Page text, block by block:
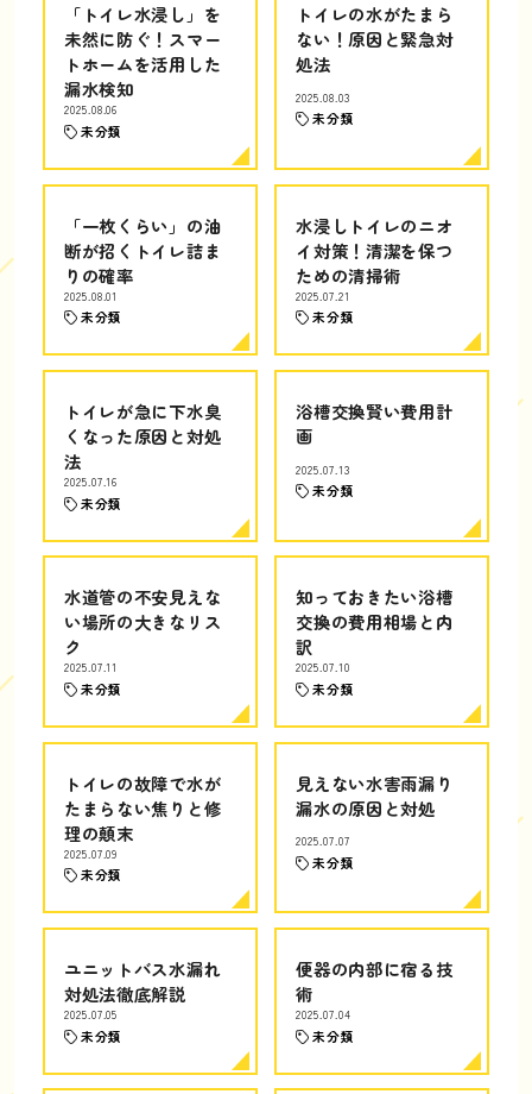
「トイレ水浸し」を
未然に防ぐ！スマー
トホームを活用した
漏水検知
2025.08.06
未分類
トイレの水がたまら
ない！原因と緊急対
処法
2025.08.03
未分類
「一枚くらい」の油
断が招くトイレ詰ま
りの確率
2025.08.01
未分類
水浸しトイレのニオ
イ対策！清潔を保つ
ための清掃術
2025.07.21
未分類
トイレが急に下水臭
くなった原因と対処
法
2025.07.16
未分類
浴槽交換賢い費用計
画
2025.07.13
未分類
水道管の不安見えな
い場所の大きなリス
ク
2025.07.11
未分類
知っておきたい浴槽
交換の費用相場と内
訳
2025.07.10
未分類
トイレの故障で水が
たまらない焦りと修
理の顛末
2025.07.09
未分類
見えない水害雨漏り
漏水の原因と対処
2025.07.07
未分類
ユニットバス水漏れ
対処法徹底解説
2025.07.05
未分類
便器の内部に宿る技
術
2025.07.04
未分類